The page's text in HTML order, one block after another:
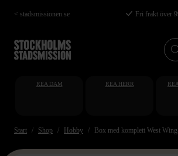
Hoppa
till
huvudinnehåll
< stadsmissionen.se Fri frakt över
REA DAM REA HERR
Start Shop Hobby Box med komplett West